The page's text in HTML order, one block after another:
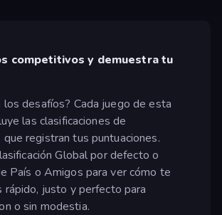
competitivos y demuestra tu
los desafíos? Cada juego de esta
las clasificaciones de
que registran tus puntuaciones.
Global por defecto o
País o Amigos para ver cómo te
rápido, justo y perfecto para
o sin modestia.